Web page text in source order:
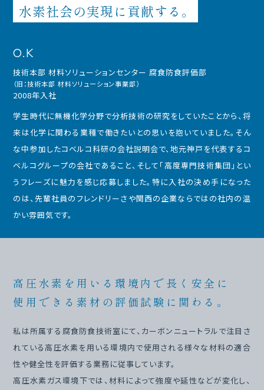
水素社会の実現に貢献する。
O.K
技術本部 材料ソリューションセンター 腐食防食評価部
（旧：技術本部 材料ソリューション事業部）
2008年入社
学生時代に無機化学分野で分析技術の研究をしていたことから、将
来は化学に関わる業種で働きたいとの思いを抱いていました。そん
な中参加したコベルコ科研の会社説明会で、地元神戸を代表するコ
ベルコグループの会社であること、そして「高度専門技術集団」とい
うフレーズに魅力を感じ応募しました。特に入社の決め手になった
のは、先輩社員のフレンドリーさや関西の企業ならではの社内の温
かい雰囲気です。
高圧水素を用いる環境内で長く安全に
使用できる素材の評価試験に関わる。
私は所属する腐食防食技術室にて、カーボンニュートラルで注目さ
れている高圧水素を用いる環境内で使用される様々な材料の適合
性や健全性を評価する業務に従事しています。
高圧水素ガス環境下では、材料によって強度や延性などが変化し、